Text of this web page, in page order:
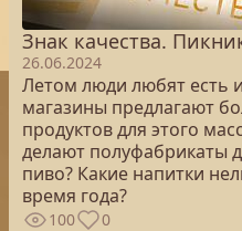
Знак качества.
26.06.2024
Летом люди любят есть
магазины предлагают
продуктов для этого
делают полуфабрикаты
пиво? Какие напитки
время года?
100 0